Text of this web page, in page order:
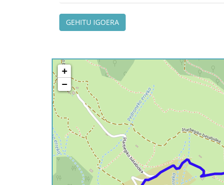
GEHITU IGOERA
+
−